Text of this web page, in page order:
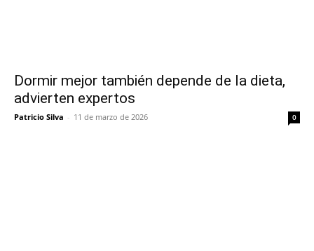
Dormir mejor también depende de la dieta,
advierten expertos
Patricio Silva - 11 de marzo de 2026 0